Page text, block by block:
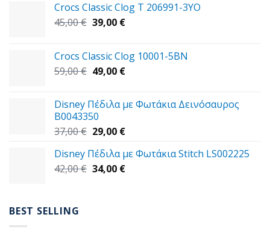
Crocs Classic Clog T 206991-3YΟ
45,00€ Original
45,00 €.
39,00 €Η
είναι:
39,00 €.
Crocs Classic Clog 10001-5BN
59,00€ Original
59,00 €.
49,00 €Η
είναι:
Disney Πέδιλα με Φωτάκια Δεινόσαυρος
B0043350
37,00€ Original
was:
37,00 €.
29,00 €Η
τιμή
είναι:
Disney Πέδιλα με Φωτάκια Stitch LS002225
42,00€ Original
34,00 €Η
BEST SELLING